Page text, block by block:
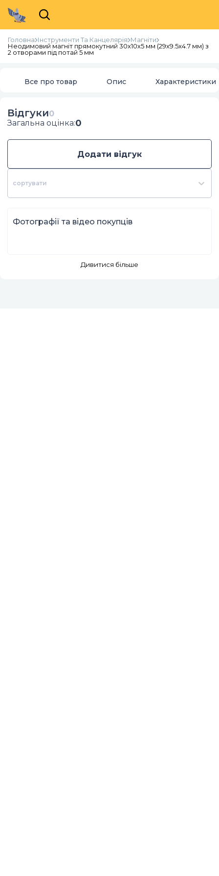
Головна Інструменти Та Канцелярія Магніти
Неодимовий магніт прямокутний 30х10х5 мм (29х9.5х4.7 мм) з
2 отворами під потай 5 мм
Все про товар Опис Характеристики
Відгуки0
Загальна оцінка:0
Додати відгук
сортувати
Фотографії та відео покупців
Дивитися більше